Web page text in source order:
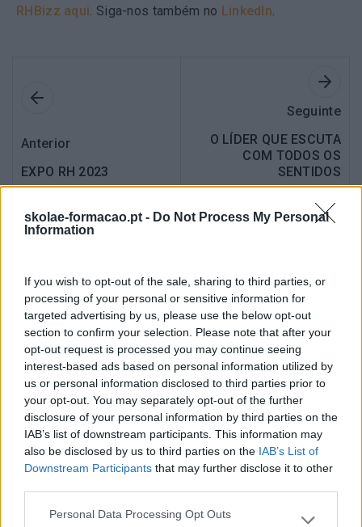
skolae-formacao.pt - Do Not Process My Personal
Information
If you wish to opt-out of the sale, sharing to third parties, or
processing of your personal or sensitive information for
targeted advertising by us, please use the below opt-out
section to confirm your selection. Please note that after your
opt-out request is processed you may continue seeing
interest-based ads based on personal information utilized by
us or personal information disclosed to third parties prior to
your opt-out. You may separately opt-out of the further
disclosure of your personal information by third parties on the
IAB’s list of downstream participants. This information may
also be disclosed by us to third parties on the IAB’s List of
Downstream Participants that may further disclose it to other
Personal Data Processing Opt Outs
RHBizz aqui. Siga-nos também no LinkedIn.
Anterior
EXPO RH 2023
Seguinte
O LÍDER QUE ESCUTA
COM TODOS OS
SENTIDOS
Também Poderá Gostar